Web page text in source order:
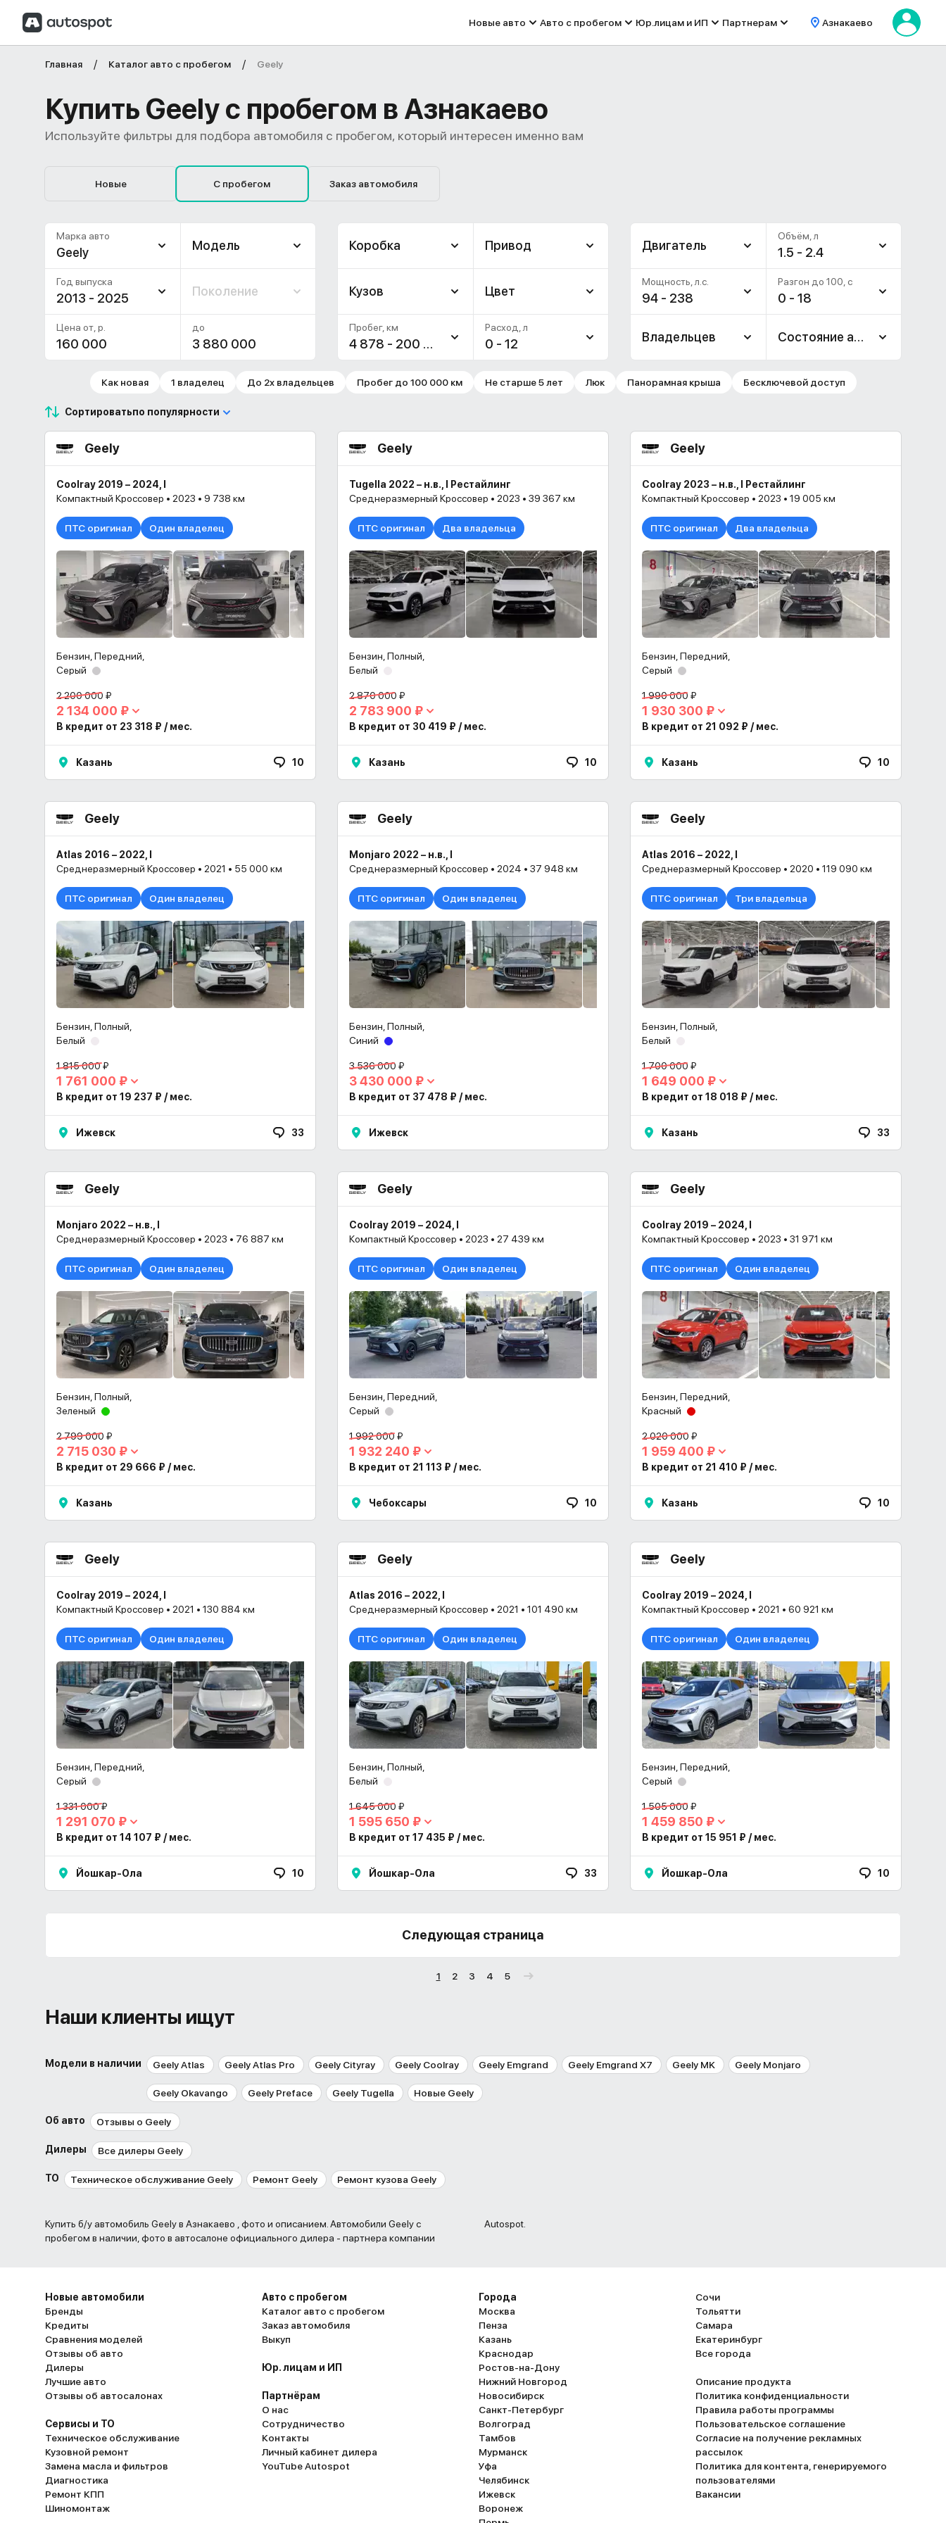
Новые авто Авто с пробегом Юр.лицам и ИП Партнерам Азнакаево
Главная Каталог авто с пробегом Geely
Купить Geely с пробегом в Азнакаево
Используйте фильтры для подбора автомобиля с пробегом, который интересен именно вам
Новые С пробегом Заказ автомобиля
Geely
Марка авто
Модель
2013 - 2025
Год выпуска
Поколение
Цена от, р. до
Коробка Привод
Кузов Цвет
4 878 - 200 000
Пробег, км
0 - 12
Расход, л
Двигатель 1.5 - 2.4
Объём, л
94 - 238
Мощность, л.с.
0 - 18
Разгон до 100, c
Владельцев Состояние авто
Как новая 1 владелец До 2х владельцев Пробег до 100 000 км Не старше 5 лет Люк Панорамная крыша Бесключевой доступ
Сортироватьпо популярности
Geely
Coolray 2019 – 2024, I
Компактный Кроссовер • 2023 • 9 738 км
ПТС оригинал Один владелец
Бензин, Передний,
Серый
2 200 000 ₽
2 134 000 ₽
В кредит от 23 318 ₽ / мес.
Казань 10
Geely
Tugella 2022 – н.в., I Рестайлинг
Среднеразмерный Кроссовер • 2023 • 39 367 км
ПТС оригинал Два владельца
Бензин, Полный,
Белый
2 870 000 ₽
2 783 900 ₽
В кредит от 30 419 ₽ / мес.
Казань 10
Geely
Coolray 2023 – н.в., I Рестайлинг
Компактный Кроссовер • 2023 • 19 005 км
ПТС оригинал Два владельца
Бензин, Передний,
Серый
1 990 000 ₽
1 930 300 ₽
В кредит от 21 092 ₽ / мес.
Казань 10
Geely
Atlas 2016 – 2022, I
Среднеразмерный Кроссовер • 2021 • 55 000 км
ПТС оригинал Один владелец
Бензин, Полный,
Белый
1 815 000 ₽
1 761 000 ₽
В кредит от 19 237 ₽ / мес.
Ижевск 33
Geely
Monjaro 2022 – н.в., I
Среднеразмерный Кроссовер • 2024 • 37 948 км
ПТС оригинал Один владелец
Бензин, Полный,
Синий
3 536 000 ₽
3 430 000 ₽
В кредит от 37 478 ₽ / мес.
Ижевск
Geely
Atlas 2016 – 2022, I
Среднеразмерный Кроссовер • 2020 • 119 090 км
ПТС оригинал Три владельца
Бензин, Полный,
Белый
1 700 000 ₽
1 649 000 ₽
В кредит от 18 018 ₽ / мес.
Казань 33
Geely
Monjaro 2022 – н.в., I
Среднеразмерный Кроссовер • 2023 • 76 887 км
ПТС оригинал Один владелец
Бензин, Полный,
Зеленый
2 799 000 ₽
2 715 030 ₽
В кредит от 29 666 ₽ / мес.
Казань
Geely
Coolray 2019 – 2024, I
Компактный Кроссовер • 2023 • 27 439 км
ПТС оригинал Один владелец
Бензин, Передний,
Серый
1 992 000 ₽
1 932 240 ₽
В кредит от 21 113 ₽ / мес.
Чебоксары 10
Geely
Coolray 2019 – 2024, I
Компактный Кроссовер • 2023 • 31 971 км
ПТС оригинал Один владелец
Бензин, Передний,
Красный
2 020 000 ₽
1 959 400 ₽
В кредит от 21 410 ₽ / мес.
Казань 10
Geely
Coolray 2019 – 2024, I
Компактный Кроссовер • 2021 • 130 884 км
ПТС оригинал Один владелец
Бензин, Передний,
Серый
1 331 000 ₽
1 291 070 ₽
В кредит от 14 107 ₽ / мес.
Йошкар-Ола 10
Geely
Atlas 2016 – 2022, I
Среднеразмерный Кроссовер • 2021 • 101 490 км
ПТС оригинал Один владелец
Бензин, Полный,
Белый
1 645 000 ₽
1 595 650 ₽
В кредит от 17 435 ₽ / мес.
Йошкар-Ола 33
Geely
Coolray 2019 – 2024, I
Компактный Кроссовер • 2021 • 60 921 км
ПТС оригинал Один владелец
Бензин, Передний,
Серый
1 505 000 ₽
1 459 850 ₽
В кредит от 15 951 ₽ / мес.
Йошкар-Ола 10
Следующая страница
1 2 3 4 5
Наши клиенты ищут
Модели в наличии Geely Atlas Geely Atlas Pro Geely Cityray Geely Coolray Geely Emgrand Geely Emgrand X7 Geely MK Geely Monjaro
Geely Okavango Geely Preface Geely Tugella Новые Geely
Об авто Отзывы о Geely
Дилеры Все дилеры Geely
ТО Техническое обслуживание Geely Ремонт Geely Ремонт кузова Geely
Купить б/у автомобиль Geely в Азнакаево , фото и описанием. Автомобили Geely с
пробегом в наличии, фото в автосалоне официального дилера - партнера компании
Autospot.
Новые автомобили
Бренды
Кредиты
Сравнения моделей
Отзывы об авто
Дилеры
Лучшие авто
Отзывы об автосалонах
Сервисы и ТО
Техническое обслуживание
Кузовной ремонт
Замена масла и фильтров
Диагностика
Ремонт КПП
Шиномонтаж
Авто с пробегом
Каталог авто с пробегом
Заказ автомобиля
Выкуп
Юр. лицам и ИП
Партнёрам
О нас
Сотрудничество
Контакты
Личный кабинет дилера
YouTube Autospot
Города
Москва
Пенза
Казань
Краснодар
Ростов-на-Дону
Нижний Новгород
Новосибирск
Санкт-Петербург
Волгоград
Тамбов
Мурманск
Уфа
Челябинск
Ижевск
Воронеж
Сочи
Тольятти
Самара
Екатеринбург
Все города
Описание продукта
Политика конфиденциальности
Правила работы программы
Пользовательское соглашение
Согласие на получение рекламных
рассылок
Политика для контента, генерируемого
пользователями
Вакансии